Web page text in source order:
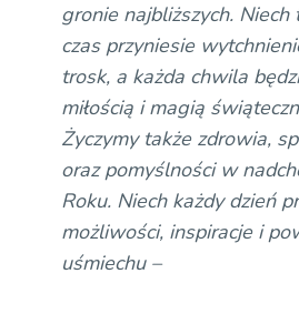
gronie najbliższych.
czas przyniesie
trosk, a każda chwila
miłością i magią
Życzymy także zdrowia,
oraz pomyślności w
Roku. Niech każdy dzień
możliwości, inspiracje i
uśmiechu –